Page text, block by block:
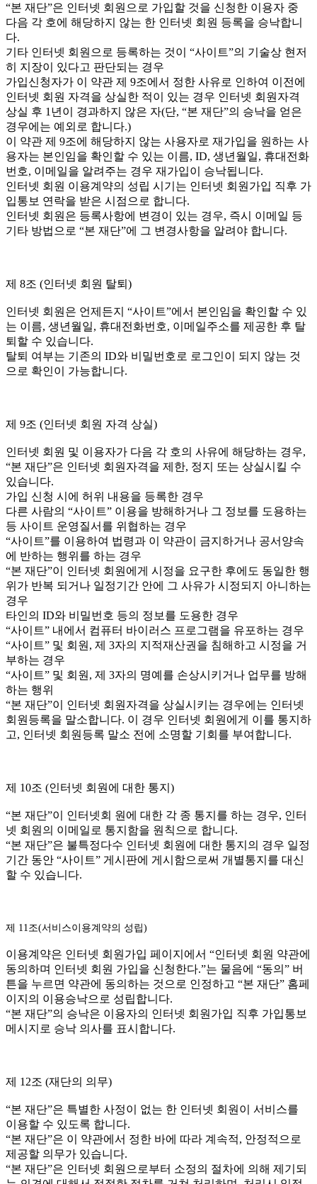
“본 재단”은 인터넷 회원으로 가입할 것을 신청한 이용자 중
다음 각 호에 해당하지 않는 한 인터넷 회원 등록을 승낙합니
다.
기타 인터넷 회원으로 등록하는 것이 “사이트”의 기술상 현저
히 지장이 있다고 판단되는 경우
가입신청자가 이 약관 제 9조에서 정한 사유로 인하여 이전에
인터넷 회원 자격을 상실한 적이 있는 경우 인터넷 회원자격
상실 후 1년이 경과하지 않은 자(단, “본 재단”의 승낙을 얻은
경우에는 예외로 합니다.)
이 약관 제 9조에 해당하지 않는 사용자로 재가입을 원하는 사
용자는 본인임을 확인할 수 있는 이름, ID, 생년월일, 휴대전화
번호, 이메일을 알려주는 경우 재가입이 승낙됩니다.
인터넷 회원 이용계약의 성립 시기는 인터넷 회원가입 직후 가
입통보 연락을 받은 시점으로 합니다.
인터넷 회원은 등록사항에 변경이 있는 경우, 즉시 이메일 등
기타 방법으로 “본 재단”에 그 변경사항을 알려야 합니다.
제 8조 (인터넷 회원 탈퇴)
인터넷 회원은 언제든지 “사이트”에서 본인임을 확인할 수 있
는 이름, 생년월일, 휴대전화번호, 이메일주소를 제공한 후 탈
퇴할 수 있습니다.
탈퇴 여부는 기존의 ID와 비밀번호로 로그인이 되지 않는 것
으로 확인이 가능합니다.
제 9조 (인터넷 회원 자격 상실)
인터넷 회원 및 이용자가 다음 각 호의 사유에 해당하는 경우,
“본 재단”은 인터넷 회원자격을 제한, 정지 또는 상실시킬 수
있습니다.
가입 신청 시에 허위 내용을 등록한 경우
다른 사람의 “사이트” 이용을 방해하거나 그 정보를 도용하는
등 사이트 운영질서를 위협하는 경우
“사이트”를 이용하여 법령과 이 약관이 금지하거나 공서양속
에 반하는 행위를 하는 경우
“본 재단”이 인터넷 회원에게 시정을 요구한 후에도 동일한 행
위가 반복 되거나 일정기간 안에 그 사유가 시정되지 아니하는
경우
타인의 ID와 비밀번호 등의 정보를 도용한 경우
“사이트” 내에서 컴퓨터 바이러스 프로그램을 유포하는 경우
“사이트” 및 회원, 제 3자의 지적재산권을 침해하고 시정을 거
부하는 경우
“사이트” 및 회원, 제 3자의 명예를 손상시키거나 업무를 방해
하는 행위
“본 재단”이 인터넷 회원자격을 상실시키는 경우에는 인터넷
회원등록을 말소합니다. 이 경우 인터넷 회원에게 이를 통지하
고, 인터넷 회원등록 말소 전에 소명할 기회를 부여합니다.
제 10조 (인터넷 회원에 대한 통지)
“본 재단”이 인터넷회 원에 대한 각 종 통지를 하는 경우, 인터
넷 회원의 이메일로 통지함을 원칙으로 합니다.
“본 재단”은 불특정다수 인터넷 회원에 대한 통지의 경우 일정
기간 동안 “사이트” 게시판에 게시함으로써 개별통지를 대신
할 수 있습니다.
제 11조(서비스이용계약의 성립)
이용계약은 인터넷 회원가입 페이지에서 “인터넷 회원 약관에
동의하며 인터넷 회원 가입을 신청한다.”는 물음에 “동의” 버
튼을 누르면 약관에 동의하는 것으로 인정하고 “본 재단” 홈페
이지의 이용승낙으로 성립합니다.
“본 재단”의 승낙은 이용자의 인터넷 회원가입 직후 가입통보
메시지로 승낙 의사를 표시합니다.
제 12조 (재단의 의무)
“본 재단”은 특별한 사정이 없는 한 인터넷 회원이 서비스를
이용할 수 있도록 합니다.
“본 재단”은 이 약관에서 정한 바에 따라 계속적, 안정적으로
제공할 의무가 있습니다.
“본 재단”은 인터넷 회원으로부터 소정의 절차에 의해 제기되